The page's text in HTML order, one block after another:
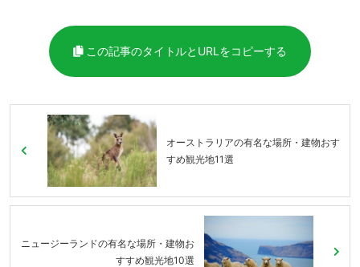
この記事のタイトルとURLをコピーする
オーストラリアの有名な場所・建物おす
すめ観光地11選
ニュージーランドの有名な場所・建物お
すすめ観光地10選